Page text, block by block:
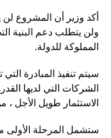
أكد وزير أن المشروع
ولن يتطلب دعم البنية
المملوكة للدولة.
سيتم تنفيذ المبادرة
الشركات التي لديها
الاستثمار طويل الأجل ، من
ستشمل المرحلة الأولى